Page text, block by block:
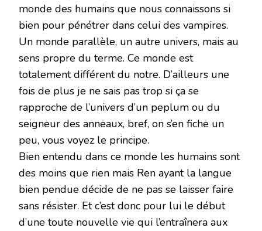
monde des humains que nous connaissons si
bien pour pénétrer dans celui des vampires.
Un monde parallèle, un autre univers, mais au
sens propre du terme. Ce monde est
totalement différent du notre. D’ailleurs une
fois de plus je ne sais pas trop si ça se
rapproche de l’univers d’un peplum ou du
seigneur des anneaux, bref, on s’en fiche un
peu, vous voyez le principe.
Bien entendu dans ce monde les humains sont
des moins que rien mais Ren ayant la langue
bien pendue décide de ne pas se laisser faire
sans résister. Et c’est donc pour lui le début
d’une toute nouvelle vie qui l’entraînera aux